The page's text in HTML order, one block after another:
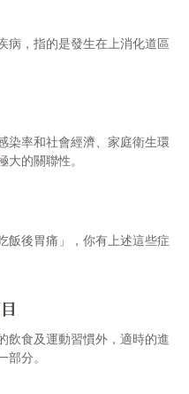
病，指的是發生在上消化道區
染率和社會經濟、家庭衛生環
的關聯性。
飯後胃痛」，你有上述這些症
飲食及運動習慣外，適時的進
分。